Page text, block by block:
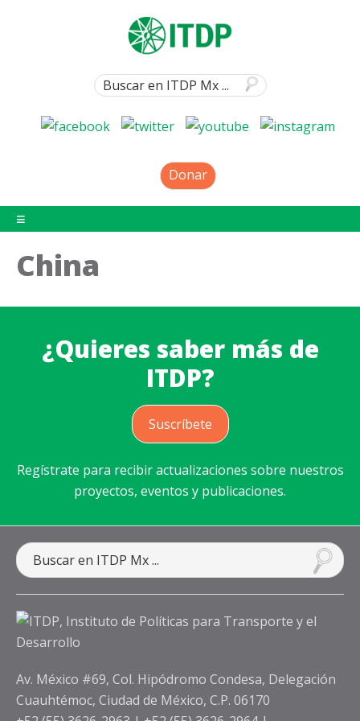
Donar
China
¿Quieres saber más de
ITDP?
Suscríbete
Regístrate para recibir actualizaciones sobre nuestros
proyectos, eventos y publicaciones.
Av. México #69, Col. Hipódromo Condesa, Delegación
Cuauhtémoc, Ciudad de México, C.P. 06170